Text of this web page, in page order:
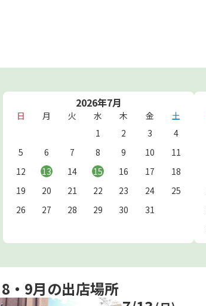
2026年7月
日 月 火 水 木 金
土
1
2 3
4
5
6 7 8 9 10
11
12
13 14 15 16 17
18
19
20 21 22 23 24
25
26
27 28 29 30 31
・9月の出店場所